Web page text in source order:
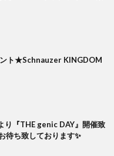
ト★Schnauzer KINGDOM
り『THE genic DAY』開催致
待ち致しております✨